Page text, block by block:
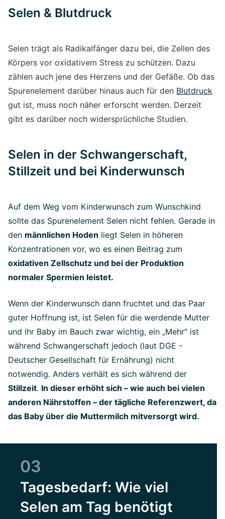
Selen & Blutdruck
Selen trägt als Radikalfänger dazu bei, die Zellen des
Körpers vor oxidativem Stress zu schützen. Dazu
zählen auch jene des Herzens und der Gefäße. Ob das
Spurenelement darüber hinaus auch für den Blutdruck
gut ist, muss noch näher erforscht werden. Derzeit
gibt es darüber noch widersprüchliche Studien.
Selen in der Schwangerschaft,
Stillzeit und bei Kinderwunsch
Auf dem Weg vom Kinderwunsch zum Wunschkind
sollte das Spurenelement Selen nicht fehlen. Gerade in
den männlichen Hoden liegt Selen in höheren
Konzentrationen vor, wo es einen Beitrag zum
oxidativen Zellschutz und bei der Produktion
normaler Spermien leistet.
Wenn der Kinderwunsch dann fruchtet und das Paar
guter Hoffnung ist, ist Selen für die werdende Mutter
und ihr Baby im Bauch zwar wichtig, ein „Mehr“ ist
während Schwangerschaft jedoch (laut DGE -
Deutscher Gesellschaft für Ernährung) nicht
notwendig. Anders verhält es sich während der
Stillzeit. In dieser erhöht sich – wie auch bei vielen
anderen Nährstoffen – der tägliche Referenzwert, da
das Baby über die Muttermilch mitversorgt wird.
03
Tagesbedarf: Wie viel
Selen am Tag benötigt